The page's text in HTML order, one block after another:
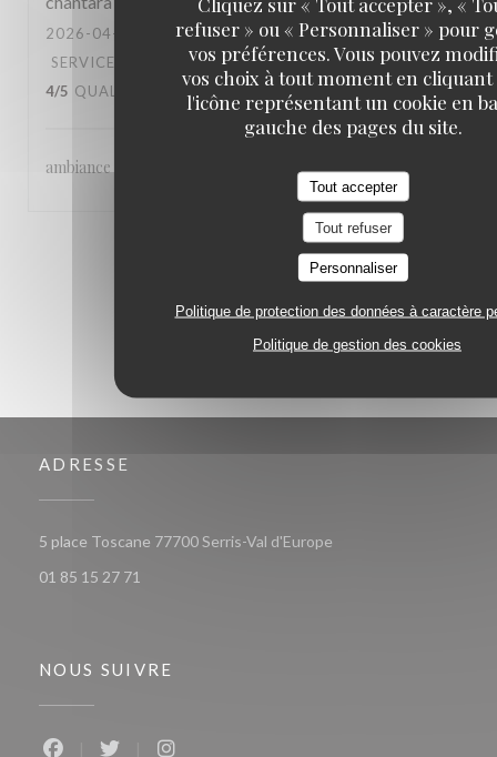
refuser » ou « Personnaliser » pour
vos préférences. Vous pouvez
vos choix à tout moment en
l'icône représentant un cookie en
gauche des pages du site.
Tout accepter
Tout refuser
Personnaliser
Politique de protection des données à caractère
Politique de gestion des cookies
2026-04-22
- 20:30 - COUVERTS 6
SERVICE
AMBIANCE: 4/5 CUISINE:
4/5 QUALITÉ / PRIX: 4/5
ambiance - accueil agréable - qualité de la cuisine
3
ADRESSE
5 place Toscane 77700 Serris-Val d'Europe
01 85 15 27 71
NOUS SUIVRE